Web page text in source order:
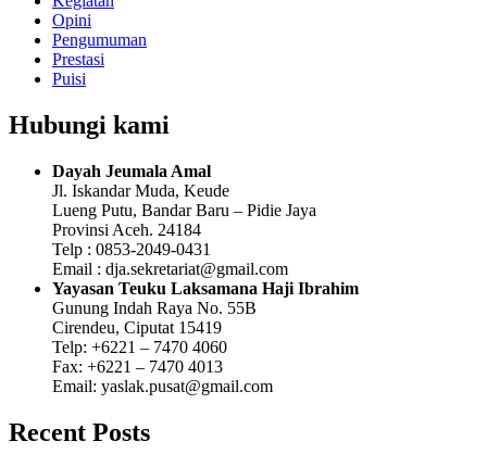
Opini
Pengumuman
Prestasi
Puisi
Hubungi kami
Dayah Jeumala Amal
Jl. Iskandar Muda, Keude
Lueng Putu, Bandar Baru – Pidie Jaya
Provinsi Aceh. 24184
Telp : 0853-2049-0431
Email : dja.sekretariat@gmail.com
Yayasan Teuku Laksamana Haji Ibrahim
Gunung Indah Raya No. 55B
Cirendeu, Ciputat 15419
Telp: +6221 – 7470 4060
Fax: +6221 – 7470 4013
Email: yaslak.pusat@gmail.com
Recent Posts